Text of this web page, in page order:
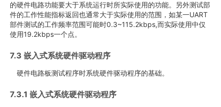
的硬件电路功能要大于系统运行时所实际使用的功能。另外测试部
件的工作性能指标返回也通常大于实际使用的范围，如某一UART
部件测试的工作频率范围可能时0.3~115.2kbps,而实际使用中仅
使用19.2kbps一个点。
7.3 嵌入式系统硬件驱动程序
硬件电路板测试程序时系统硬件驱动程序的基础。
7.3.1 嵌入式系统硬件驱动程序